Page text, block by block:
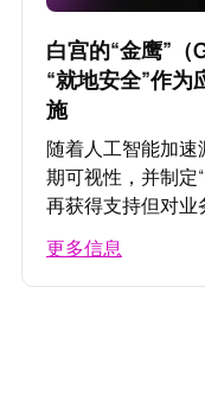
白宫的“金鹰”
“就地安全”作
施
随着人工智能加
期可视性，并制定
再获得支持但对业
更多信息